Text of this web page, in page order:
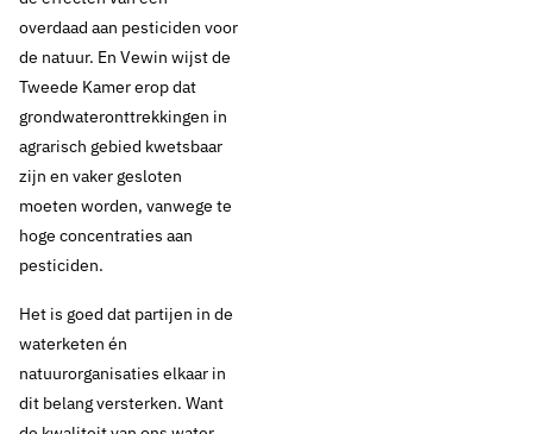
overdaad aan pesticiden voor
de natuur. En Vewin wijst de
Tweede Kamer erop dat
grondwateronttrekkingen in
agrarisch gebied kwetsbaar
zijn en vaker gesloten
moeten worden, vanwege te
hoge concentraties aan
pesticiden.
Het is goed dat partijen in de
waterketen én
natuurorganisaties elkaar in
dit belang versterken. Want